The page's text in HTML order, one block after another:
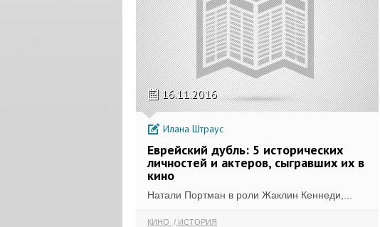
16.11.2016
Илана Штраус
Еврейский дубль: 5 исторических
личностей и актеров, сыгравших их в
кино
Натали Портман в роли Жаклин Кеннеди,...
КИНО ИСТОРИЯ